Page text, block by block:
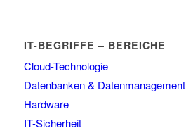
IT-BEGRIFFE – BEREICHE
Cloud-Technologie
Datenbanken & Datenmanagement
Hardware
IT-Sicherheit